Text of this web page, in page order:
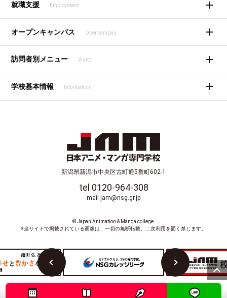
就職支援 Employment
オープンキャンパス Opencampus
訪問者別メニュー Visitor
学校基本情報 Information
新潟県新潟市中央区古町通5番町602-1
tel 0120-964-308
mail jam@nsg.gr.jp
© Japan Animation & Manga college.
※当サイトで掲載されている画像は、一切の無断転載、二次利用を固く禁じます。